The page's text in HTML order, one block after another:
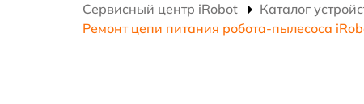
Сервисный центр iRobot Каталог
Ремонт цепи питания робота-пылесоса